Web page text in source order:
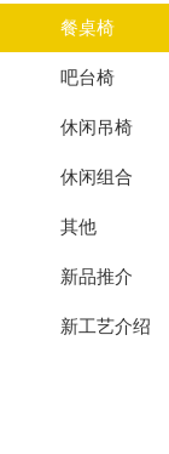
餐桌椅
吧台椅
休闲吊椅
休闲组合
其他
新品推介
新工艺介绍